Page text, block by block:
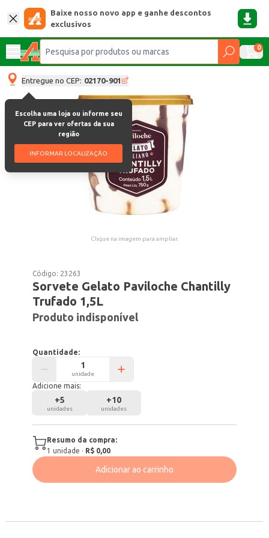
Baixe nosso novo app e ganhe descontos
exclusivos
0
Entregue no CEP: 02170-901
Escolha uma loja ou informe seu
CEP para ver ofertas da sua
região
INFORMAR LOCALIZAÇÃO
Clique na imagem para ampliar.
Código: 23263
Sorvete Gelato Paviloche Chantilly
Trufado 1,5L
Produto indisponível
Quantidade:
unidade
Adicione mais:
+5
unidades
+10
unidades
Resumo da compra:
1 unidade · R$ 0,00
Adicionar ao carrinho